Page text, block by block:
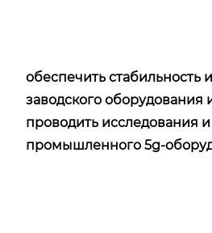
обеспечить стабильность
заводского оборудования
проводить исследования
промышленного 5g-